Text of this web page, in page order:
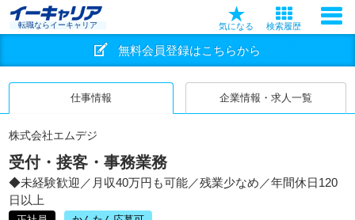
転職ならイーキャリア 気になる 検索履歴
無料会員登録はこちらから
仕事情報 企業情報・求人一覧
株式会社エムデジ
受付・接客・事務業務
◆未経験歓迎／月収40万円も可能／残業少なめ／年間休日120
日以上